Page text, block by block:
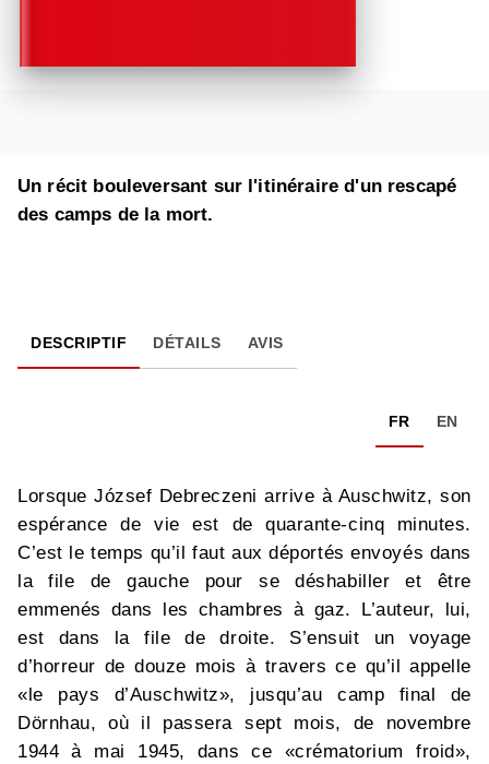
Un récit bouleversant sur l'itinéraire d'un rescapé
des camps de la mort.
DESCRIPTIF DÉTAILS AVIS
FR EN
Lorsque József Debreczeni arrive à Auschwitz, son
espérance de vie est de quarante-cinq minutes.
C’est le temps qu’il faut aux déportés envoyés dans
la file de gauche pour se déshabiller et être
emmenés dans les chambres à gaz. L’auteur, lui,
est dans la file de droite. S’ensuit un voyage
d’horreur de douze mois à travers ce qu’il appelle
«le pays d’Auschwitz», jusqu’au camp final de
Dörnhau, où il passera sept mois, de novembre
1944 à mai 1945, dans ce «crématorium froid»,